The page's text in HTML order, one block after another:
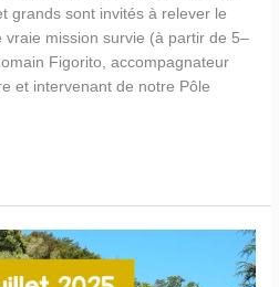
grands sont invités à relever le
vraie mission survie (à partir de 5–
Figorito, accompagnateur
et intervenant de notre Pôle